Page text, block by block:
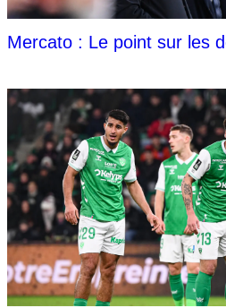
Mercato : Le point sur les